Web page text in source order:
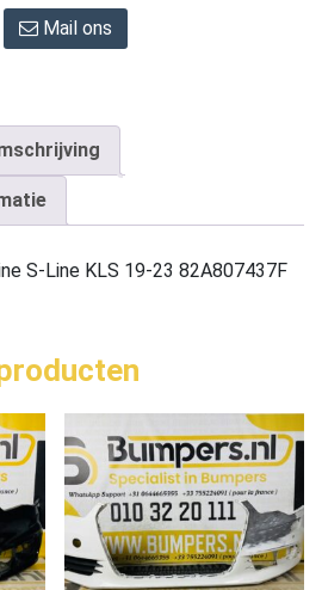
Mail ons
S-Line KLS 19-23 82A807437F